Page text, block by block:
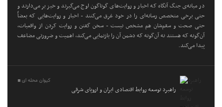
در میانه‌ی جنگ آنگاه که اخبار و روایت‌های گوناگون اوج می‌گیرند و خیز بر می‌دارند و
حتی برخی متخصص رسانه‌ای را در خود غرق می‌کنند - اخبار و روایت‌هایی که بعضاً
حتی صحت و سقم‌شان هم مشخص نیست - سخن گفتن و روایت کردن از واقعیات،
آن‌گونه که هستند نه آن‌گونه که دشمن آن را بازنمایی می‌کند، اهمیت و ضرورتی مضاعف
پیدا می‌کند.
کیوان محله ای
راهبرد توسعه روابط اقتصادی ایران و اروپای شرقی